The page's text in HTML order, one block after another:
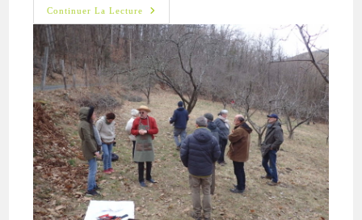
Continuer La Lecture
Radio
Bartas
–
Emission
« Séquence
Parc
Avril
2022 »